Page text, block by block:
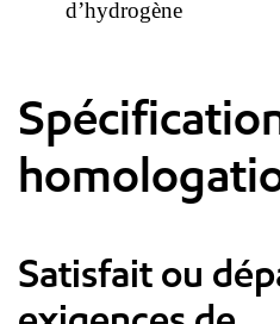
d’hydrogène
Satisfait ou